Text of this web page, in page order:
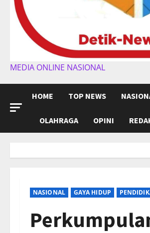
MEDIA ONLINE NASIONAL
HOME TOP NEWS
OLAHRAGA OPINI
NASIONAL GAYA HIDUP